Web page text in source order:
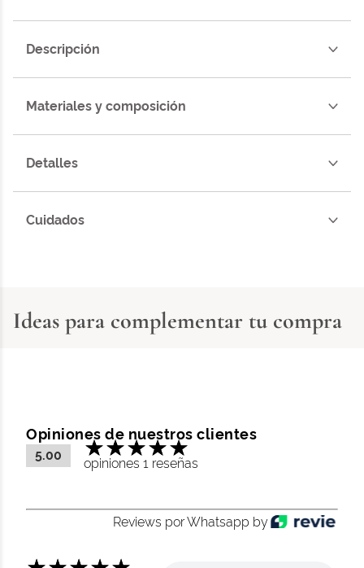
Descripción
Materiales y composición
Detalles
Cuidados
Ideas para complementar tu compra
Opiniones de nuestros clientes
5.00
opiniones 1 reseñas
Reviews por Whatsapp by